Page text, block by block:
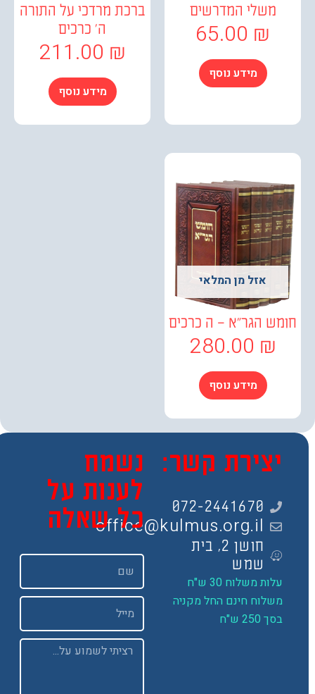
משלי המדרשים
65.00
מידע נוסף
ברכת מרדכי על התורה
ה' כרכים
211.00
מידע נוסף
אזל מן המלאי
הגר"א – ה כרכים
280.00
מידע נוסף
קשר:
072-2441670
office@kulmus.org.il
חושן 2, בית
שמש
משלוח 30 ש"ח
חינם החל מקניה
נשמח
לענות על
כל שאלה
Email